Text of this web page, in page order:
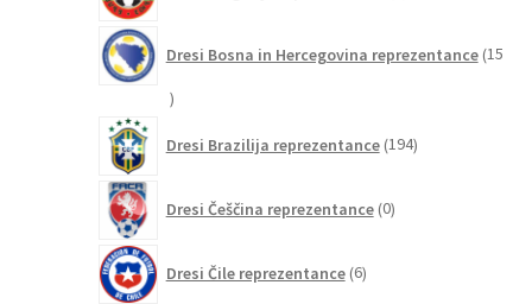
Dresi Bosna in Hercegovina reprezentance 15
15
Dresi Brazilija reprezentance 194izdelkov
Dresi Češčina reprezentance 0izdelkov
Dresi Čile reprezentance 6izdelkov